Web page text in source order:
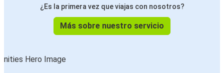
¿Es la primera vez que viajas con nosotros?
Más sobre nuestro servicio